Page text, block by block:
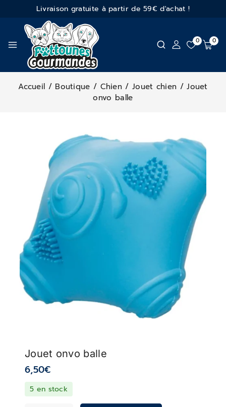
Livraison gratuite à partir de 59€ d'achat !
0 0
Accueil / Boutique / Chien / Jouet chien / Jouet
onvo balle
Jouet onvo balle
6,50€
5 en stock